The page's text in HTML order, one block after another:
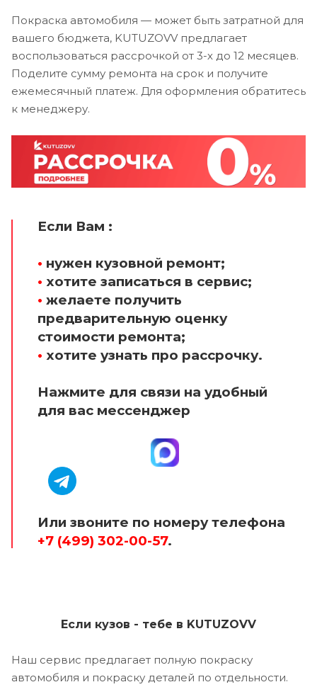
Покраска автомобиля — может быть затратной для
вашего бюджета, KUTUZOVV предлагает
воспользоваться рассрочкой от 3-х до 12 месяцев.
Поделите сумму ремонта на срок и получите
ежемесячный платеж. Для оформления обратитесь
к менеджеру.
Если Вам :
• нужен кузовной ремонт;
• хотите записаться в сервис;
• желаете получить
предварительную оценку
стоимости ремонта;
• хотите узнать про рассрочку.
Нажмите для связи на удобный
для вас мессенджер
Или звоните по номеру телефона
+7 (499) 302-00-57.
Если кузов - тебе в KUTUZOVV
Наш сервис предлагает полную покраску
автомобиля и покраску деталей по отдельности.